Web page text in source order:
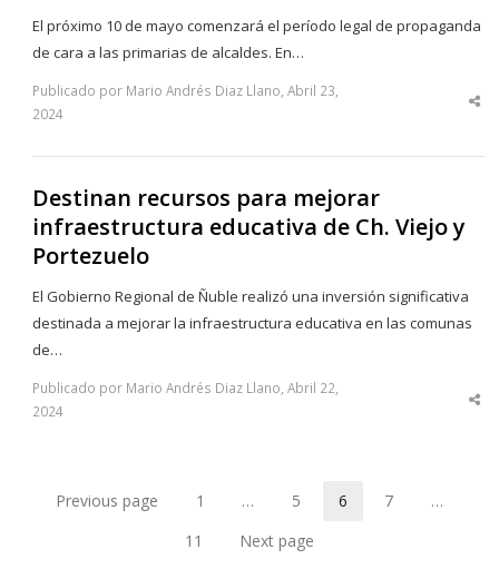
El próximo 10 de mayo comenzará el período legal de propaganda
de cara a las primarias de alcaldes. En…
Publicado por Mario Andrés Diaz Llano, Abril 23,
2024
Destinan recursos para mejorar
infraestructura educativa de Ch. Viejo y
Portezuelo
El Gobierno Regional de Ñuble realizó una inversión significativa
destinada a mejorar la infraestructura educativa en las comunas
de…
Publicado por Mario Andrés Diaz Llano, Abril 22,
2024
Previous page Page
1 … Page
5 Page
6 Page
7 …
11 Next page